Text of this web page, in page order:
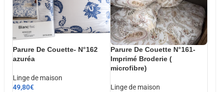
Parure De Couette- N°162
azuréa
Linge de maison
49,80€
Parure De Couette N°161-
Imprimé Broderie (
microfibre)
Linge de maison